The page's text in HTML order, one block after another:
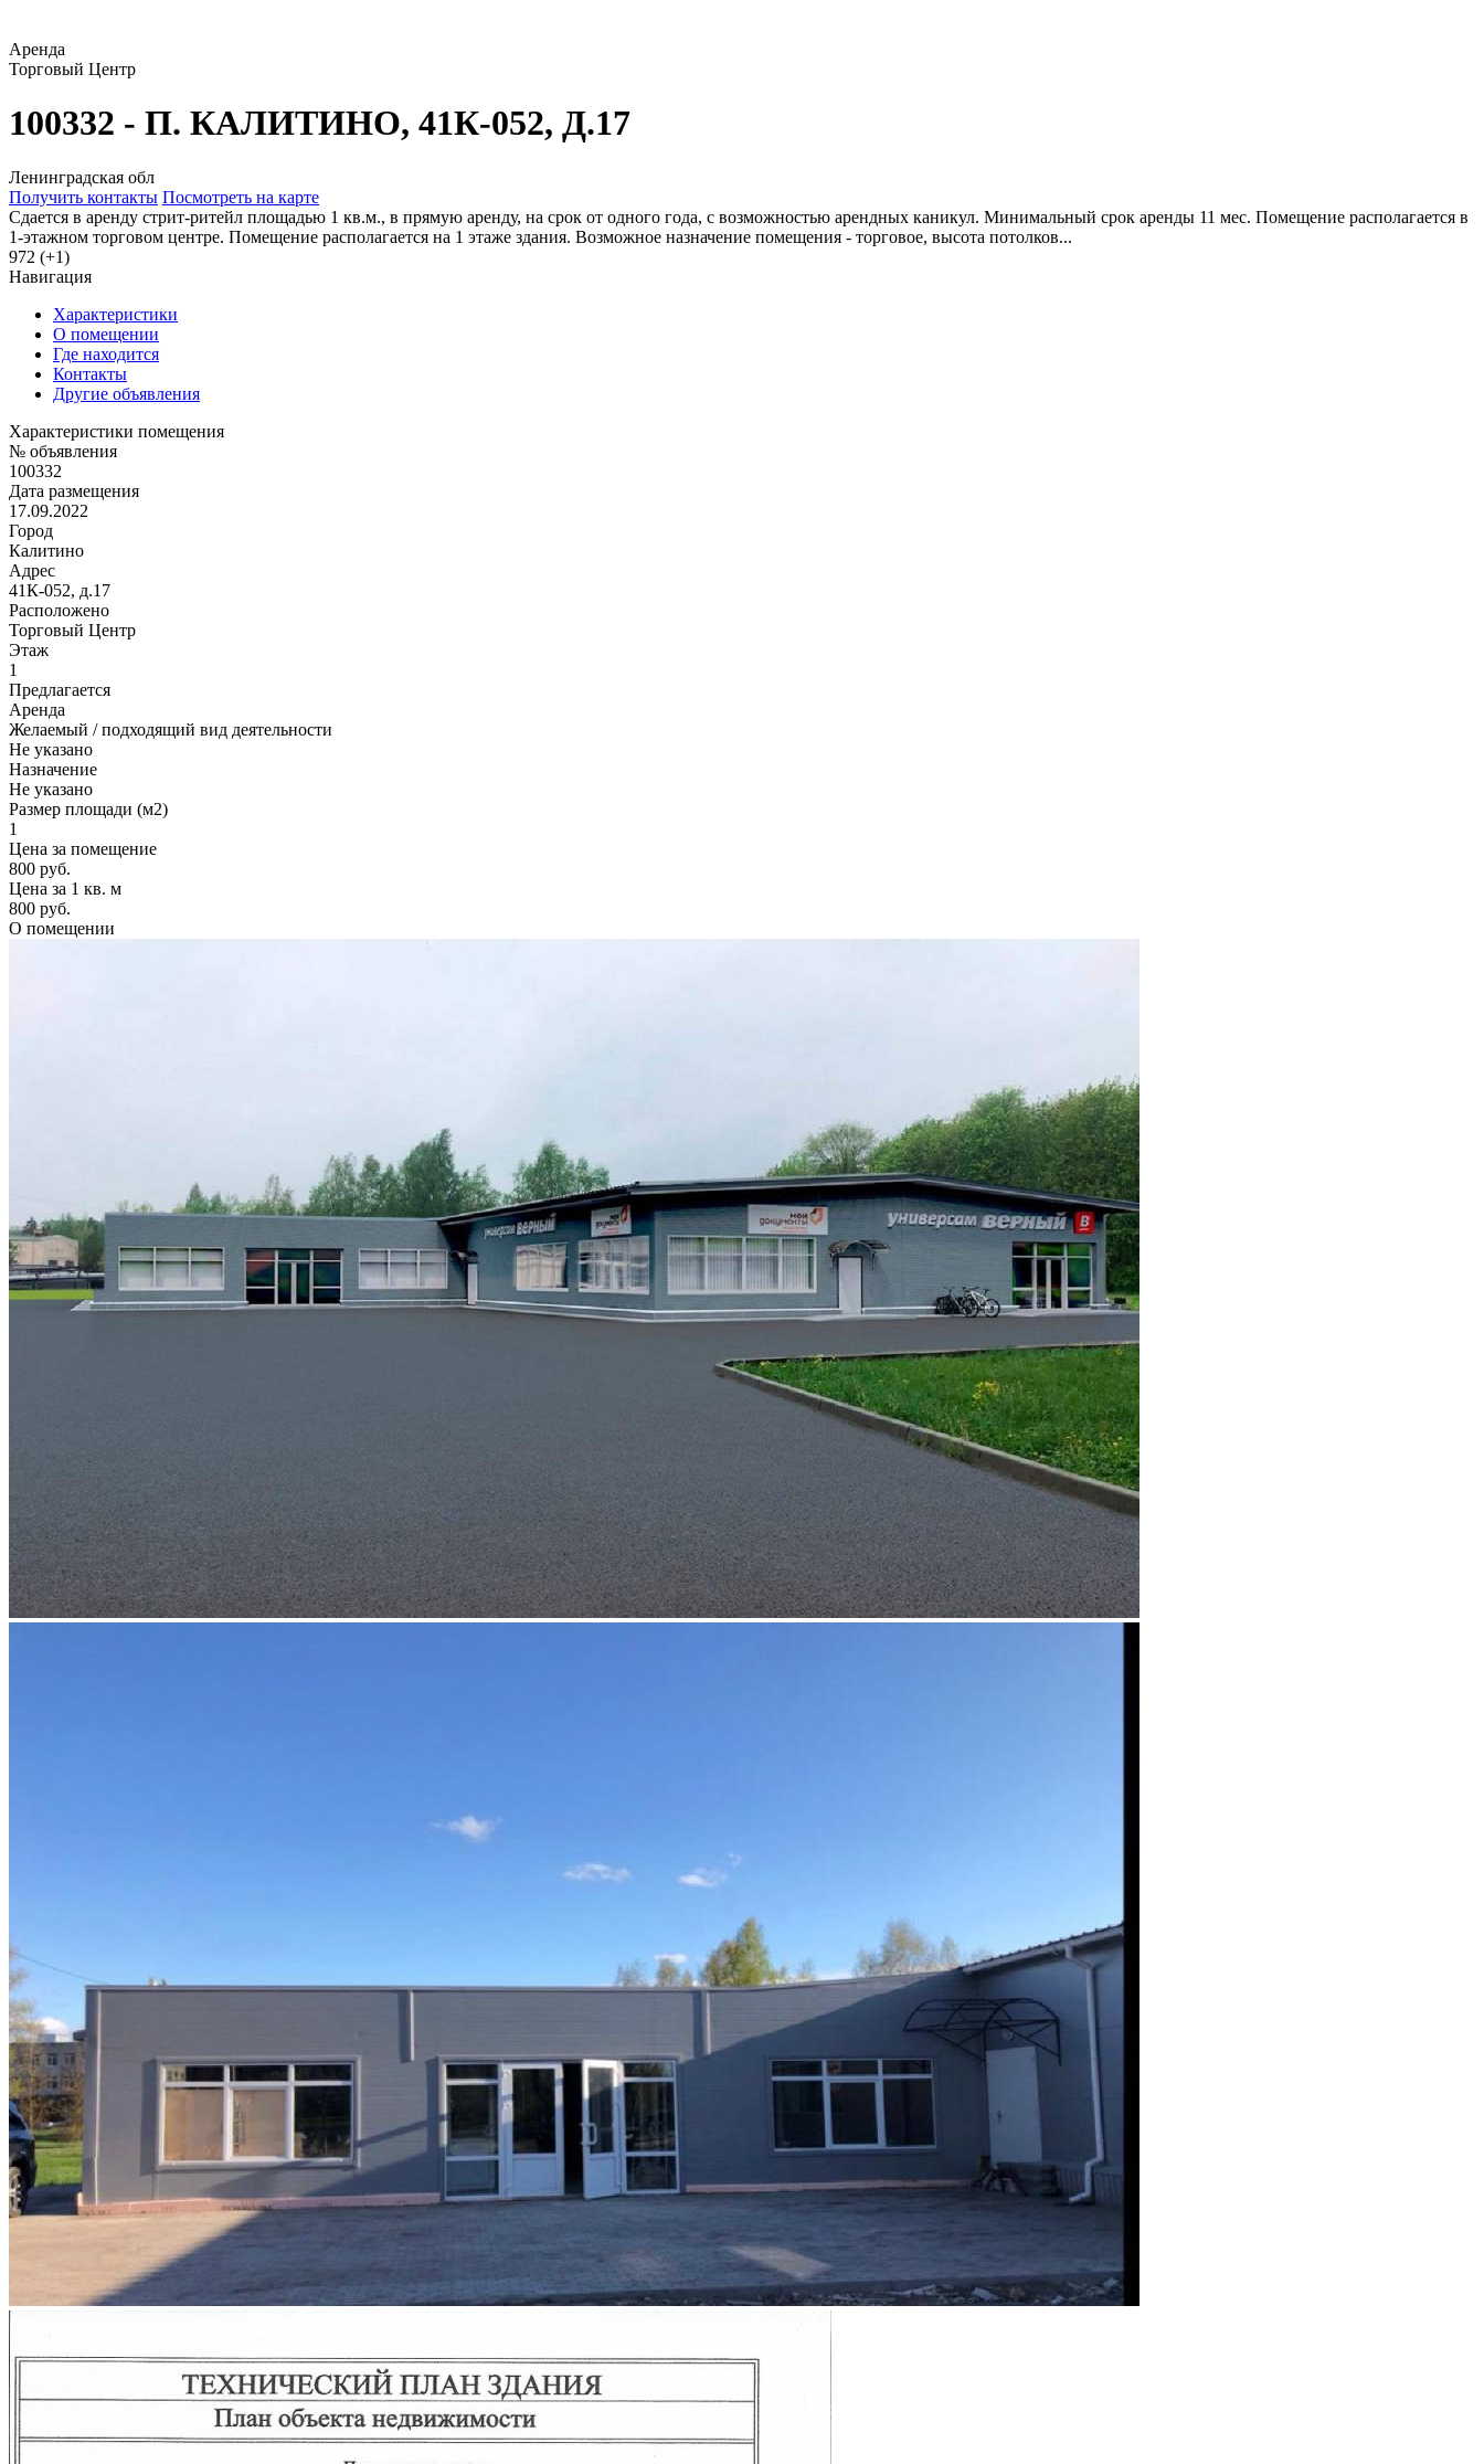
Аренда
Торговый Центр
100332 - П. КАЛИТИНО, 41К-052, Д.17
Ленинградская обл
Получить контакты Посмотреть на карте
Сдается в аренду стрит-ритейл площадью 1 кв.м., в прямую аренду, на срок от одного года, с возможностью арендных каникул. Минимальный срок аренды 11 мес. Помещение располагается в
1-этажном торговом центре. Помещение располагается на 1 этаже здания. Возможное назначение помещения - торговое, высота потолков...
972 (+1)
Навигация
Характеристики
О помещении
Где находится
Контакты
Другие объявления
Характеристики помещения
№ объявления
100332
Дата размещения
17.09.2022
Город
Калитино
Адрес
41К-052, д.17
Расположено
Торговый Центр
Этаж
1
Предлагается
Аренда
Желаемый / подходящий вид деятельности
Не указано
Назначение
Не указано
Размер площади (м2)
1
Цена за помещение
800 руб.
Цена за 1 кв. м
800 руб.
О помещении